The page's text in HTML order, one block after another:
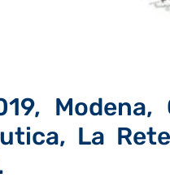
Modena,
La